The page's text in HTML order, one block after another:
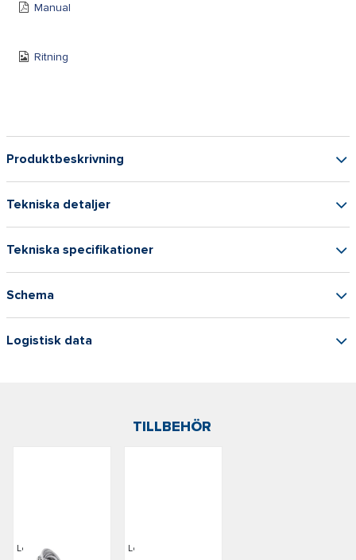
Manual
Ritning
Produktbeskrivning
Tekniska detaljer
Tekniska specifikationer
Schema
Logistisk data
TILLBEHÖR
Lectrotab Lectrotab